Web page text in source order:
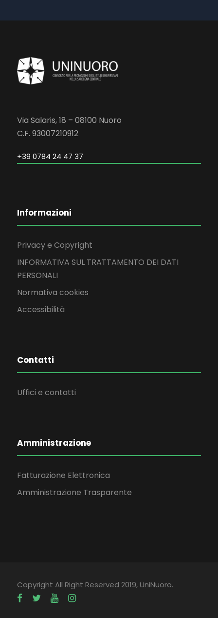
Via Salaris, 18 – 08100 Nuoro
C.F. 93007210912
+39 0784 24 47 37
Informazioni
Privacy e Copyright
INFORMATIVA SUL TRATTAMENTO DEI DATI
PERSONALI
Normativa cookies
Accessibilità
Contatti
Uffici e contatti
Amministrazione
Fatturazione Elettronica
Amministrazione Trasparente
Copyright All Right Reserved 2019, UniNuoro.